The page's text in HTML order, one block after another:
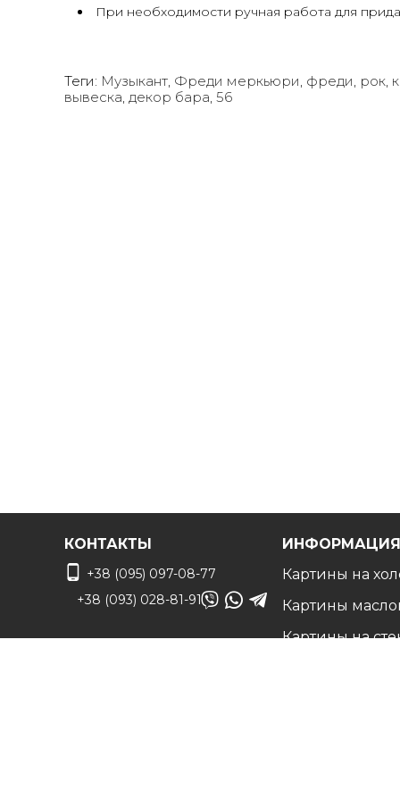
При необходимости ручная работа для
Теги: Музыкант, Фреди меркьюри, фреди, рок,
вывеска, декор бара, 56
КОНТАКТЫ
+38 (095) 097-08-77
+38 (093) 028-81-91
ИНФОРМАЦИЯ
Картины на
Картины
Картины на